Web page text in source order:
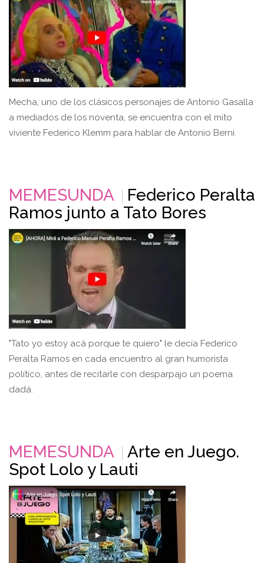
Mecha, uno de los clásicos personajes de Antonio Gasalla
a mediados de los noventa, se encuentra con el mito
viviente Federico Klemm para hablar de Antonio Berni.
MEMESUNDA
Federico Peralta
Ramos junto a Tato Bores
"Tato yo estoy acá porque te quiero" le decía Federico
Peralta Ramos en cada encuentro al gran humorista
político, antes de recitarle con desparpajo un poema
dadá.
MEMESUNDA
Arte en Juego.
Spot Lolo y Lauti